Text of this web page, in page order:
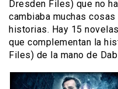
Dresden Files) que no
cambiaba muchas
historias. Hay 15
que complementan la
Files) de la mano de